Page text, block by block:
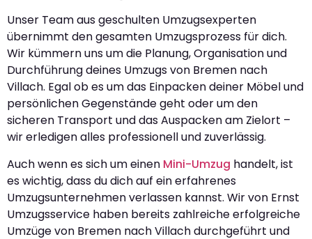
Unser Team aus geschulten Umzugsexperten
übernimmt den gesamten Umzugsprozess für dich.
Wir kümmern uns um die Planung, Organisation und
Durchführung deines Umzugs von Bremen nach
Villach. Egal ob es um das Einpacken deiner Möbel und
persönlichen Gegenstände geht oder um den
sicheren Transport und das Auspacken am Zielort –
wir erledigen alles professionell und zuverlässig.
Auch wenn es sich um einen Mini-Umzug handelt, ist
es wichtig, dass du dich auf ein erfahrenes
Umzugsunternehmen verlassen kannst. Wir von Ernst
Umzugsservice haben bereits zahlreiche erfolgreiche
Umzüge von Bremen nach Villach durchgeführt und